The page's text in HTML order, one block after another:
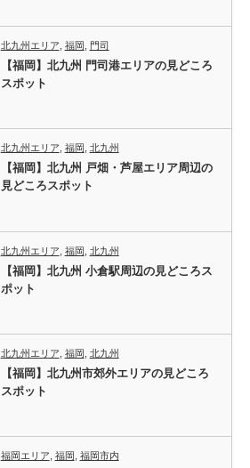
北九州エリア 福岡 門司
【福岡】北九州 門司港エリアの見どころ
スポット
北九州エリア 福岡 北九州
【福岡】北九州 戸畑・芦屋エリア周辺の
見どころスポット
北九州エリア 福岡 北九州
【福岡】北九州 小倉駅周辺の見どころス
ポット
北九州エリア 福岡 北九州
【福岡】北九州市郊外エリアの見どころ
スポット
福岡エリア 福岡 福岡市内